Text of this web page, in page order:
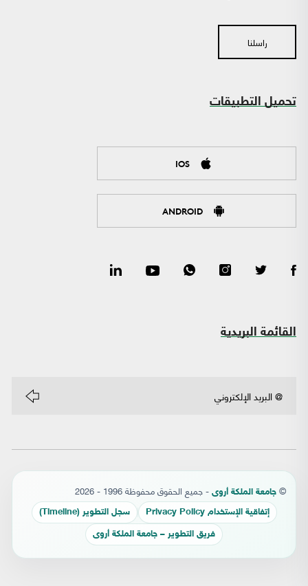
راسلنا
تحميل التطبيقات
IOS
ANDROID
القائمة البريدية
© جامعة الملكة أروى - جميع الحقوق محفوظة 1996 - 2026
إتفاقية الإستخدام Privacy Policy سجل التطوير (Timeline)
فريق التطوير – جامعة الملكة أروى